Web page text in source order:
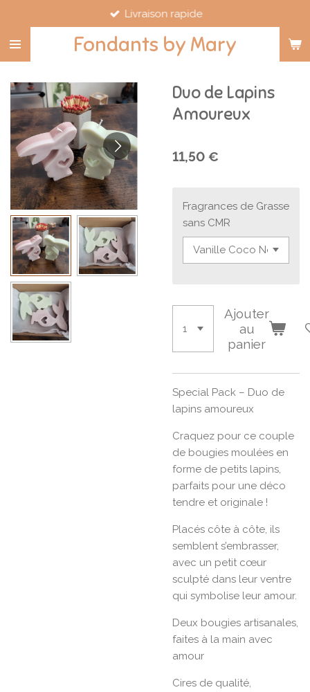
contenu
principal
Fondants by Mary
Livraison rapide
Duo de Lapins
Amoureux
11,50 €
Fragrances de Grasse
sans CMR
Ajouter
au
panier
Special Pack – Duo de
lapins amoureux
Craquez pour ce couple
de bougies moulées en
forme de petits lapins,
parfaits pour une déco
tendre et originale !
Placés côte à côte, ils
semblent s’embrasser,
avec un petit cœur
sculpté dans leur ventre
qui symbolise leur amour.
Deux bougies artisanales,
faites à la main avec
amour
Cires de qualité,